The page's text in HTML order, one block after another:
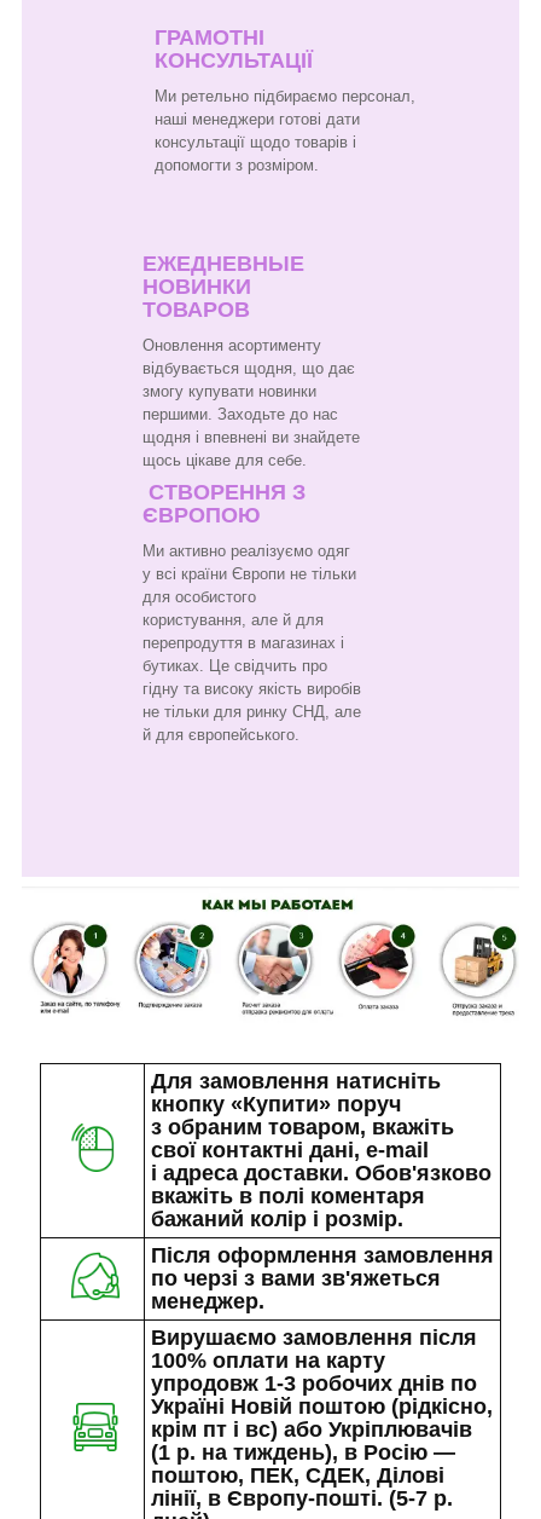
ГРАМОТНІ
КОНСУЛЬТАЦІЇ
Ми ретельно підбираємо персонал,
наші менеджери готові дати
консультації щодо товарів і
допомогти з розміром.
ЕЖЕДНЕВНЫЕ
НОВИНКИ
ТОВАРОВ
Оновлення асортименту
відбувається щодня, що дає
змогу купувати новинки
першими. Заходьте до нас
щодня і впевнені ви знайдете
щось цікаве для себе.
СТВОРЕННЯ З
ЄВРОПОЮ
Ми активно реалізуємо одяг
у всі країни Європи не тільки
для особистого
користування, але й для
перепродуття в магазинах і
бутиках. Це свідчить про
гідну та високу якість виробів
не тільки для ринку СНД, але
й для європейського.
Для замовлення натисніть
кнопку «Купити» поруч
з обраним товаром, вкажіть
свої контактні дані, e-mail
і адреса доставки. Обов'язково
вкажіть в полі коментаря
бажаний колір і розмір.
Після оформлення замовлення
по черзі з вами зв'яжеться
менеджер.
Вирушаємо замовлення після
100% оплати на карту
упродовж 1-3 робочих днів по
Україні Новій поштою (рідкісно,
крім пт і вс) або Укріплювачів
(1 р. на тиждень), в Росію —
поштою, ПЕК, СДЕК, Ділові
лінії, в Європу-пошті. (5-7 р.